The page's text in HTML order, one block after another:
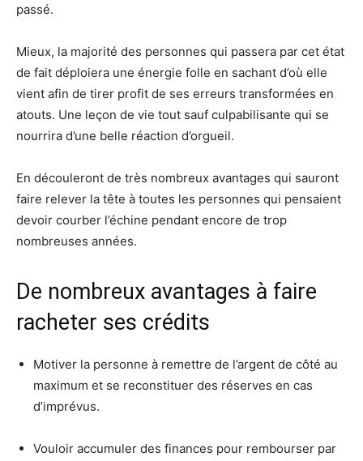
passé.
Mieux, la majorité des personnes qui passera par cet état
de fait déploiera une énergie folle en sachant d’où elle
vient afin de tirer profit de ses erreurs transformées en
atouts. Une leçon de vie tout sauf culpabilisante qui se
nourrira d’une belle réaction d’orgueil.
En découleront de très nombreux avantages qui sauront
faire relever la tête à toutes les personnes qui pensaient
devoir courber l’échine pendant encore de trop
nombreuses années.
De nombreux avantages à faire
racheter ses crédits
Motiver la personne à remettre de l’argent de côté au
maximum et se reconstituer des réserves en cas
d’imprévus.
Vouloir accumuler des finances pour rembourser par